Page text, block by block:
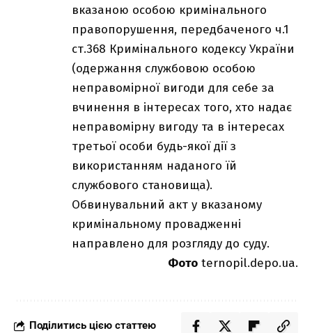
вказаною особою кримінального
правопорушення, передбаченого ч.1
ст.368 Кримінального кодексу України
(одержання службовою особою
неправомірної вигоди для себе за
вчинення в інтересах того, хто надає
неправомірну вигоду та в інтересах
третьої особи будь-якої дії з
використанням наданого їй
службового становища).
Обвинувальний акт у вказаному
кримінальному провадженні
направлено для розгляду до суду.
Фото ternopil.depo.ua.
Поділитись цією статтею